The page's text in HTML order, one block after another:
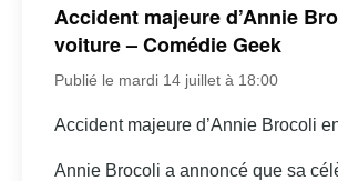
Accident majeure d’Annie
voiture – Comédie Geek
Publié le mardi 14 juillet à 18:00
Accident majeure d’Annie Brocoli
Annie Brocoli a annoncé que sa